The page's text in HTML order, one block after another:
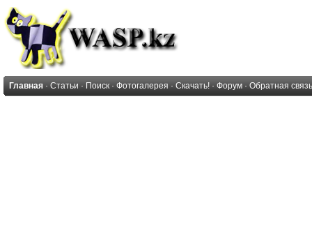
Главная · Статьи · Поиск · Фотогалерея · Скачать! · Форум · Обратная связь